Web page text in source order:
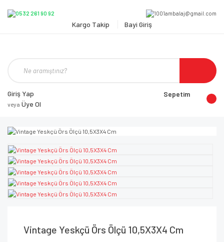
Kargo Takip Bayi Giriş
Giriş Yap
veya Üye Ol
Sepetim
Vintage Yeskçü Örs Ölçü 10,5X3X4 Cm